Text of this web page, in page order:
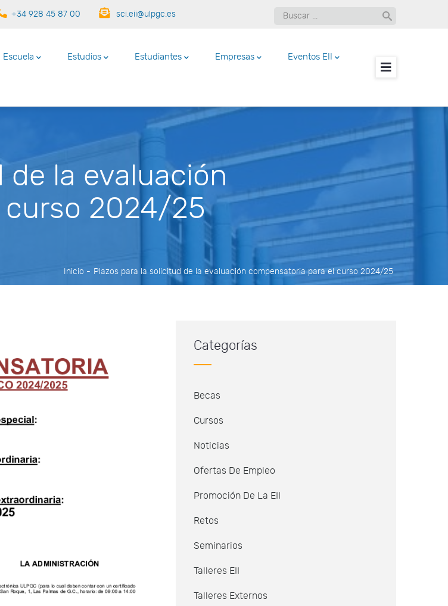
+34 928 45 87 00 sci.eii@ulpgc.es Buscar
Escuela Estudios Estudiantes Empresas Eventos EII
Inicio - Plazos para la solicitud de la evaluación compensatoria para el curso 2024/25
de la evaluación
curso 2024/25
Categorías
Becas
Cursos
Noticias
Ofertas De Empleo
Promoción De La EII
Retos
Seminarios
Talleres EII
Talleres Externos